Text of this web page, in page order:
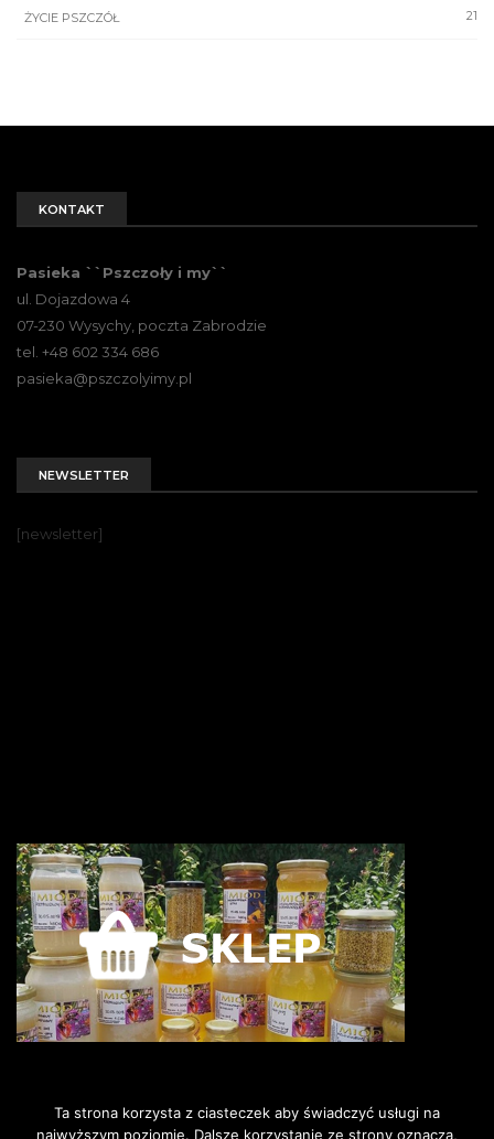
21
ŻYCIE PSZCZÓŁ
KONTAKT
Pasieka ``Pszczoły i my``
ul. Dojazdowa 4
07-230 Wysychy, poczta Zabrodzie
tel. +48 602 334 686
pasieka@pszczolyimy.pl
NEWSLETTER
[newsletter]
Ta strona korzysta z ciasteczek aby świadczyć usługi na
najwyższym poziomie. Dalsze korzystanie ze strony oznacza,